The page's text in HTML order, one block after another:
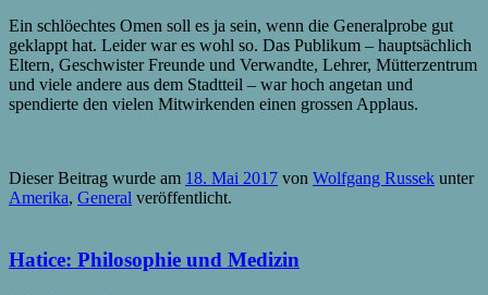
Ein schlöechtes Omen soll es ja sein, wenn die Generalprobe gut
geklappt hat. Leider war es wohl so. Das Publikum – hauptsächlich
Eltern, Geschwister Freunde und Verwandte, Lehrer, Mütterzentrum
und viele andere aus dem Stadtteil – war hoch angetan und
spendierte den vielen Mitwirkenden einen grossen Applaus.
Dieser Beitrag wurde am 18. Mai 2017 von Wolfgang Russek unter
Amerika, General veröffentlicht.
Hatice: Philosophie und Medizin